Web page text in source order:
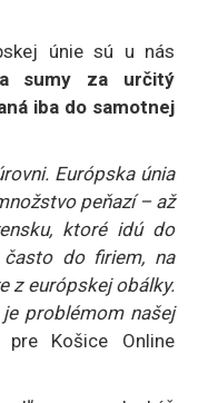
únie sú u nás
sumy za určitý
iba do samotnej
Európska únia
peňazí – až
ktoré idú do
do firiem, na
z európskej obálky.
problémom našej
Košice Online